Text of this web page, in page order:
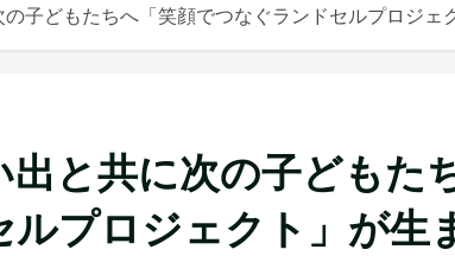
子どもたちへ「笑顔でつなぐランドセルプロジェ
と共に次の子どもた
プロジェクト」が生